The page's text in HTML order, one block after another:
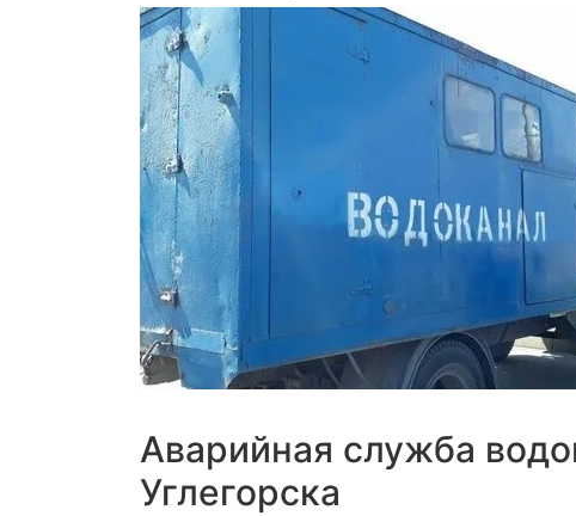
Аварийная служба
Углегорска